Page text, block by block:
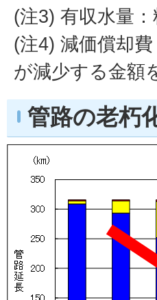
(注3) 有収水量
(注4) 減価償却
が減少する金額
管路の老朽